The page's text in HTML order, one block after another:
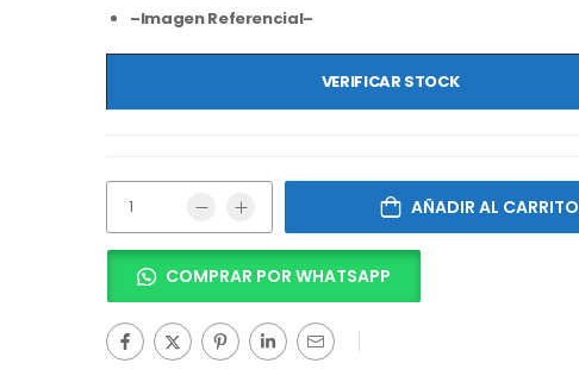
–Imagen Referencial–
VERIFICAR STOCK
AÑADIR AL CARRITO
COMPRAR POR WHATSAPP